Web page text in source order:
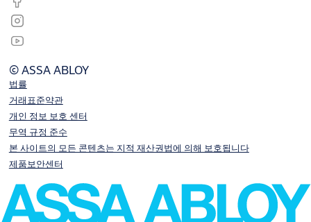
© ASSA ABLOY
법률
거래표준약관
개인 정보 보호 센터
무역 규정 준수
본 사이트의 모든 콘텐츠는 지적 재산권법에 의해 보호됩니다
제품보안센터